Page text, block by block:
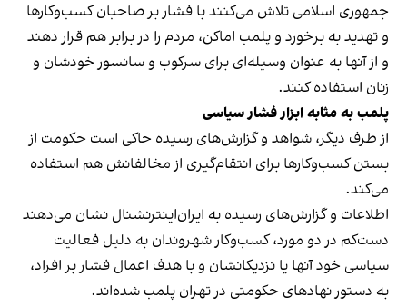
جمهوری اسلامی تلاش می‌کنند با فشار بر صاحبان کسب‌وکارها
و تهدید به برخورد و پلمب اماکن، مردم را در برابر هم قرار دهند
و از آنها به عنوان وسیله‌ای برای سرکوب و سانسور خودشان و
زنان استفاده کنند.
پلمب به مثابه ابزار فشار سیاسی
از طرف دیگر، شواهد و گزارش‌های رسیده حاکی است حکومت از
بستن کسب‌وکارها برای انتقام‌گیری از مخالفانش هم استفاده
می‌کند.
اطلاعات و گزارش‌های رسیده به ایران‌اینترنشنال نشان می‌دهند
دست‌کم در دو مورد، کسب‌وکار شهروندان به دلیل فعالیت
سیاسی خود آنها یا نزدیکانشان و با هدف اعمال فشار بر افراد،
به دستور نهادهای حکومتی در تهران پلمب شده‌اند.